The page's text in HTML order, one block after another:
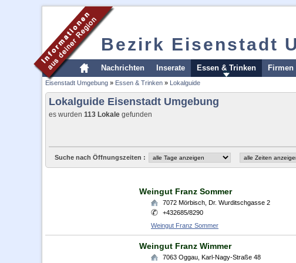
Bezirk Eisenstadt
Nachrichten Inserate Essen & Trinken Firmen
Eisenstadt Umgebung » Essen & Trinken » Lokalguide
Lokalguide Eisenstadt Umgebung
es wurden 113 Lokale gefunden
Suche nach Öffnungszeiten :
Weingut Franz Sommer
7072 Mörbisch Dr. Wurditschgasse 2
+432685/8290
Weingut Franz Sommer
Weingut Franz Wimmer
7063 Oggau Karl-Nagy-Straße 48